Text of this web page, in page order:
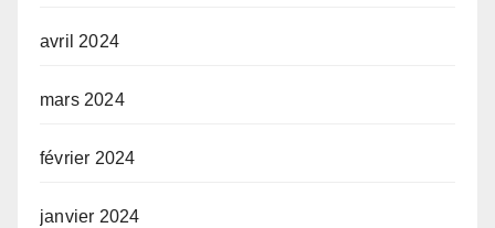
avril 2024
mars 2024
février 2024
janvier 2024